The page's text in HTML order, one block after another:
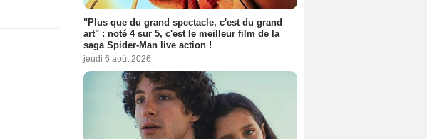
"Plus que du grand spectacle, c'est du grand
art" : noté 4 sur 5, c'est le meilleur film de la
saga Spider-Man live action !
jeudi 6 août 2026